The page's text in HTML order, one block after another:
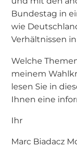
Bundestag in
wie
Verhältnissen
Welche
meinem
lesen Sie in
Ihnen eine
Ihr
Marc Biadacz